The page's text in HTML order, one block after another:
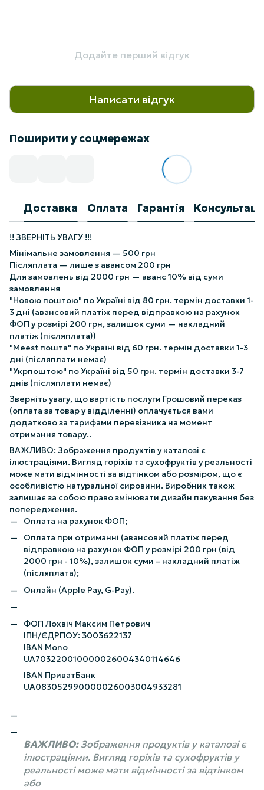
Додайте перший відгук
Написати відгук
Поширити у соцмережах
Доставка Оплата Гарантія
!! ЗВЕРНІТЬ УВАГУ !!!
Мінімальне замовлення — 500 грн
Післяплата — лише з авансом 200 грн
Для замовлень від 2000 грн — аванс 10% від суми
замовлення
"Новою поштою" по Україні від 80 грн. термін доставки 1-
3 дні (авансовий платіж перед відправкою на рахунок
ФОП у розмірі 200 грн, залишок суми — накладний
платіж (післяплата))
"Meest пошта" по Україні від 60 грн. термін доставки 1-3
дні (післяплати немає)
"Укрпоштою" по Україні від 50 грн. термін доставки 3-7
днів (післяплати немає)
Зверніть увагу, що вартість послуги Грошовий переказ
(оплата за товар у відділенні) оплачується вами
додатково за тарифами перевізника на момент
отримання товару..
ВАЖЛИВО: Зображення продуктів у каталозі є
ілюстраціями. Вигляд горіхів та сухофруктів у реальності
може мати відмінності за відтінком або розміром, що є
особливістю натуральної сировини. Виробник також
залишає за собою право змінювати дизайн пакування без
попередження.
Оплата на рахунок ФОП;
Оплата при отриманні (авансовий платіж перед
відправкою на рахунок ФОП у розмірі 200 грн (від
2000 грн - 10%), залишок суми – накладний платіж
(післяплата);
Онлайн (Apple Pay, G-Pay).
ФОП Лохвіч Максим Петрович
ІПН/ЄДРПОУ: 3003622137
IBAN Mono
UA703220010000026004340114646
IBAN ПриватБанк
UA083052990000026003004933281
ВАЖЛИВО:Зображення продуктів у каталозі є
ілюстраціями. Вигляд горіхів та сухофруктів у
реальності може мати відмінності за відтінком
або